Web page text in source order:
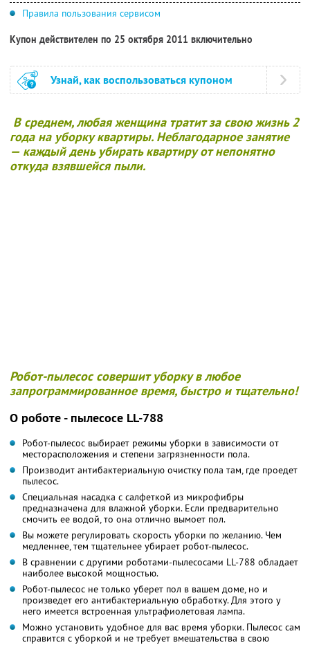
Правила пользования сервисом
Купон действителен по 25 октября 2011 включительно
Узнай, как воспользоваться купоном
В среднем, любая женщина тратит за свою жизнь 2
года на уборку квартиры. Неблагодарное занятие
— каждый день убирать квартиру от непонятно
откуда взявшейся пыли.
Робот-пылесос совершит уборку в любое
запрограммированное время, быстро и тщательно!
О роботе - пылесосе LL-788
Робот-пылесос выбирает режимы уборки в зависимости от
месторасположения и степени загрязненности пола.
Производит антибактериальную очистку пола там, где проедет
пылесос.
Специальная насадка с салфеткой из микрофибры
предназначена для влажной уборки. Если предварительно
смочить ее водой, то она отлично вымоет пол.
Вы можете регулировать скорость уборки по желанию. Чем
медленнее, тем тщательнее убирает робот-пылесос.
В сравнении с другими роботами-пылесосами LL-788 обладает
наиболее высокой мощностью.
Робот-пылесос не только уберет пол в вашем доме, но и
произведет его антибактериальную обработку. Для этого у
него имеется встроенная ультрафиолетовая лампа.
Можно установить удобное для вас время уборки. Пылесос сам
справится с уборкой и не требует вмешательства в свою